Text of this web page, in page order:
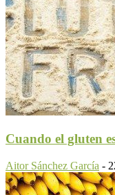
Cuando el gluten
Aitor Sánchez García -